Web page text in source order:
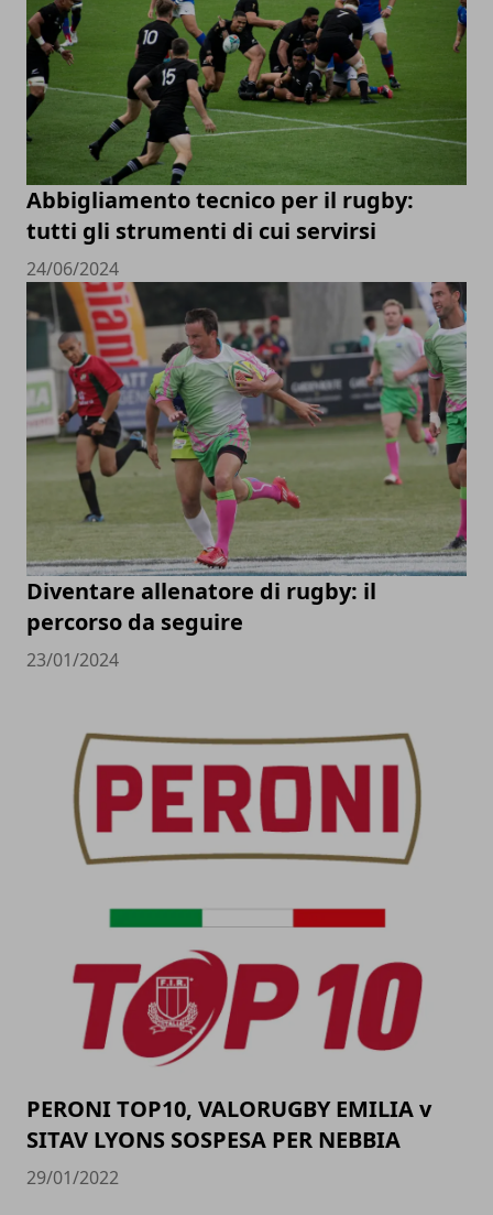
Abbigliamento tecnico per il rugby:
tutti gli strumenti di cui servirsi
24/06/2024
Diventare allenatore di rugby: il
percorso da seguire
23/01/2024
PERONI TOP10, VALORUGBY EMILIA v
SITAV LYONS SOSPESA PER NEBBIA
29/01/2022